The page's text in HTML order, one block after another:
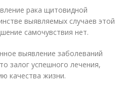
рака щитовидной
выявляемых случаев этой
самочувствия нет.
выявление заболеваний
залог успешного лечения,
качества жизни.